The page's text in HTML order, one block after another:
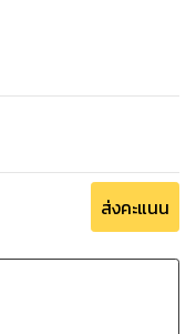
ส่งคะแนน